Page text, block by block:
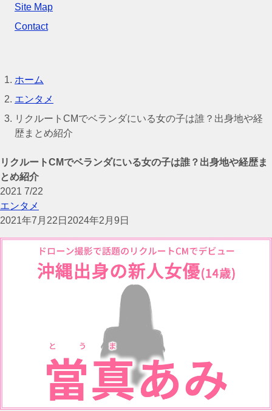
Site Map
Contact
ホーム
エンタメ
リクルートCMでベランダにいる女の子は誰？出身地や経
歴まとめ紹介
リクルートCMでベランダにいる女の子は誰？出身地や経歴ま
とめ紹介
2021 7/22
エンタメ
2021年7月22日 2024年2月9日